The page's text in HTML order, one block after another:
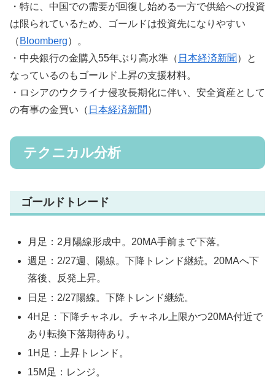
・特に、中国での需要が回復し始める一方で供給への投資
は限られているため、ゴールドは投資先になりやすい
（ Bloomberg）。
・中央銀行の金購入55年ぶり高水準（ 日本経済新聞 ）と
なっているのもゴールド上昇の支援材料。
・ロシアのウクライナ侵攻長期化に伴い、安全資産として
の有事の金買い（ 日本経済新聞 ）
テクニカル分析
ゴールドトレード
月足：2月陽線形成中。20MA手前まで下落。
週足：2/27週、陽線。下降トレンド継続。20MAへ下
落後、反発上昇。
日足：2/27陽線。下降トレンド継続。
4H足：下降チャネル。チャネル上限かつ20MA付近で
あり転換下落期待あり。
1H足：上昇トレンド。
15M足：レンジ。